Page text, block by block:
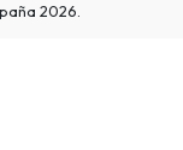
2026.